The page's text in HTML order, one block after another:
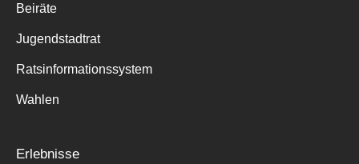
Beiräte
Jugendstadtrat
Ratsinformationssystem
Wahlen
Erlebnisse